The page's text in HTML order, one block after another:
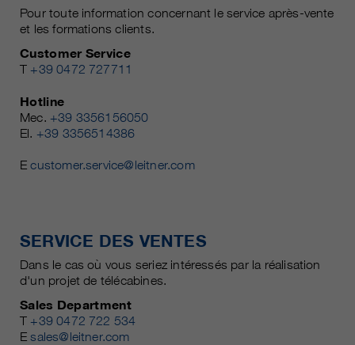
Pour toute information concernant le service après-vente
et les formations clients.
Customer Service
T +39 0472 727711
Hotline
Mec. +39 3356156050
El. +39 3356514386
Ecustomer.service@leitner.com
SERVICE DES VENTES
Dans le cas où vous seriez intéressés par la réalisation
d'un projet de télécabines.
Sales Department
T +39 0472 722 534
Esales@leitner.com